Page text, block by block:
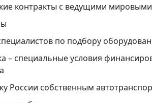
контракты с ведущими
по подбору
– специальные условия
России собственным